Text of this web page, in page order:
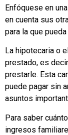
Enfóquese en
en cuenta sus
para la que
La hipotecaria o
prestado, es
prestarle. Esta
puede pagar sin
asuntos
Para saber
ingresos